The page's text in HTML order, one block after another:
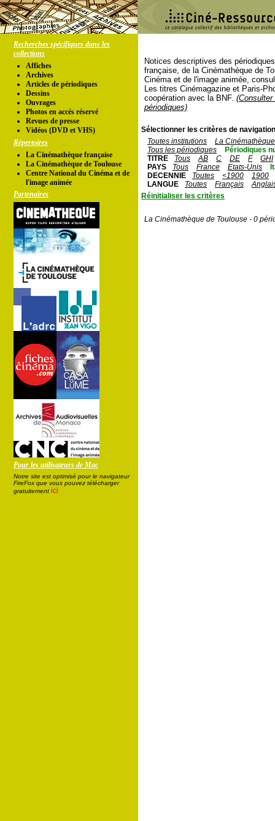
Recherches spécifiques dans les
collections
Affiches
Archives
Articles de périodiques
Dessins
Ouvrages
Photos en accés réservé
Revues de presse
Vidéos (DVD et VHS)
Répertoires
La Cinémathèque française
La Cinémathèque de Toulouse
Centre National du Cinéma et de
l'image animée
Partenaires
Pour les utilisateurs de Mac
Notre site est optimisé pour le navigateur
FireFox que vous pouvez télécharger
gratuitement ici
Notices descriptives des
française, de la Cinémathèque de
Cinéma et de l'image animée,
Les titres Cinémagazine et Paris-
coopération avec la BNF.
périodiques)
Sélectionner les critères de
Toutes institutions
La
Tous les périodiques
Périodiques
TITRE
Tous AB C DE F
GHI
PAYS
Tous France Etats-Unis
DECENNIE
Toutes <1900
1900
LANGUE
Toutes Français
Réinitialiser les critères
La Cinémathèque de Toulouse - 0